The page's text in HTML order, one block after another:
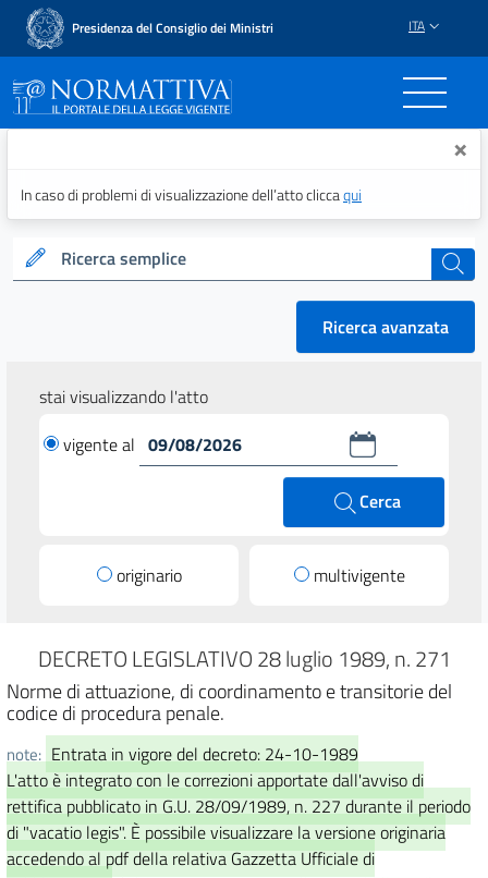
Presidenza del Consiglio dei Ministri ITA
Normattiva - Il portale ×
In caso di problemi di visualizzazione dell’atto cliccaqui
Ricerca semplice cerca
Ricerca avanzata
stai visualizzando l'atto
vigente al
Cerca
originario multivigente
DECRETO LEGISLATIVO 28 luglio 1989, n. 271
Norme di attuazione, di coordinamento e transitorie del
codice di procedura penale.
note: Entrata in vigore del decreto: 24-10-1989
L'atto è integrato con le correzioni apportate dall'avviso di
rettifica pubblicato in G.U. 28/09/1989, n. 227 durante il periodo
di "vacatio legis". È possibile visualizzare la versione originaria
accedendo al pdf della relativa Gazzetta Ufficiale di